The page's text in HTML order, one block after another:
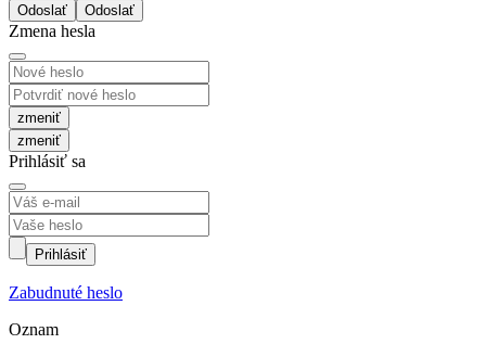
Odoslať
Zmena hesla
zmeniť
Prihlásiť sa
Prihlásiť
Zabudnuté heslo
Oznam